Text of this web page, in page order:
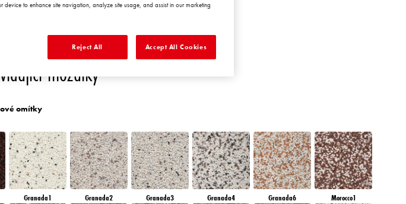
mozaiky
omítky
Granada1 Granada2 Granada3 Granada4 Granada6 Morocco1
to enhance site navigation, analyze site usage, and assist in our marketing
Reject All Accept All Cookies